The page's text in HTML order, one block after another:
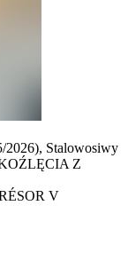
2026), Stalowosiwy
Z
V